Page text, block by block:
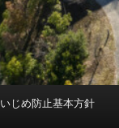
いじめ防止基本方針